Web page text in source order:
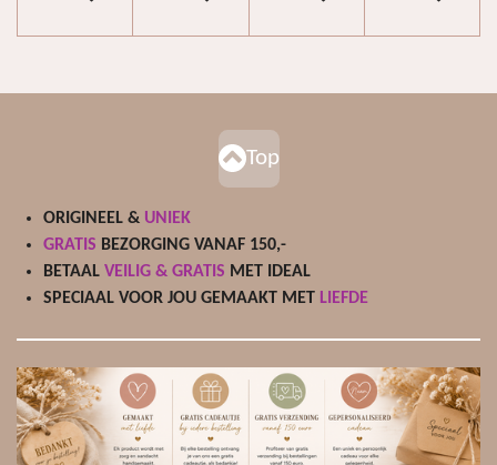
Top
ORIGINEEL & UNIEK
GRATIS BEZORGING VANAF 150,-
BETAAL VEILIG & GRATIS MET IDEAL
SPECIAAL VOOR JOU GEMAAKT MET LIEFDE